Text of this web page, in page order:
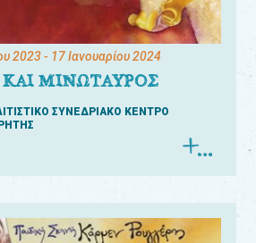
2023- 17 Ιανουαρίου 2024
ΜΙΝΩΤΑΥΡΟΣ
ΣΥΝΕΔΡΙΑΚΟ ΚΕΝΤΡΟ